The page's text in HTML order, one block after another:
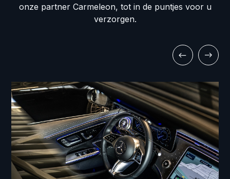
onze partner Carmeleon, tot in de puntjes voor u
verzorgen.